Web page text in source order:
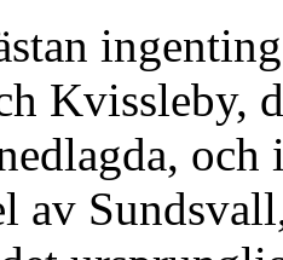
Kvissleby,
av